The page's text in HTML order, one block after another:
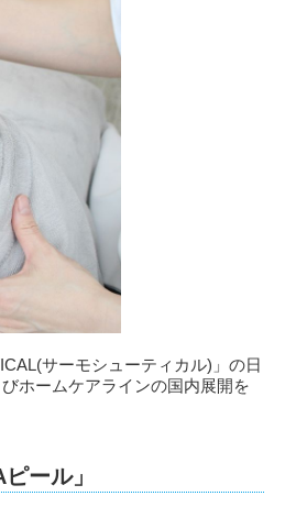
サーモシューティカル)」の日
ホームケアラインの国内展開を
ール」